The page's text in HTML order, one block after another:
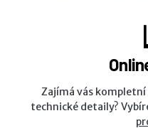
Zajímá vás
technické detaily?